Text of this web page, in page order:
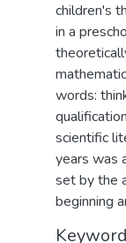
children's
in a
words:
scientific
years was
set by the
beginning